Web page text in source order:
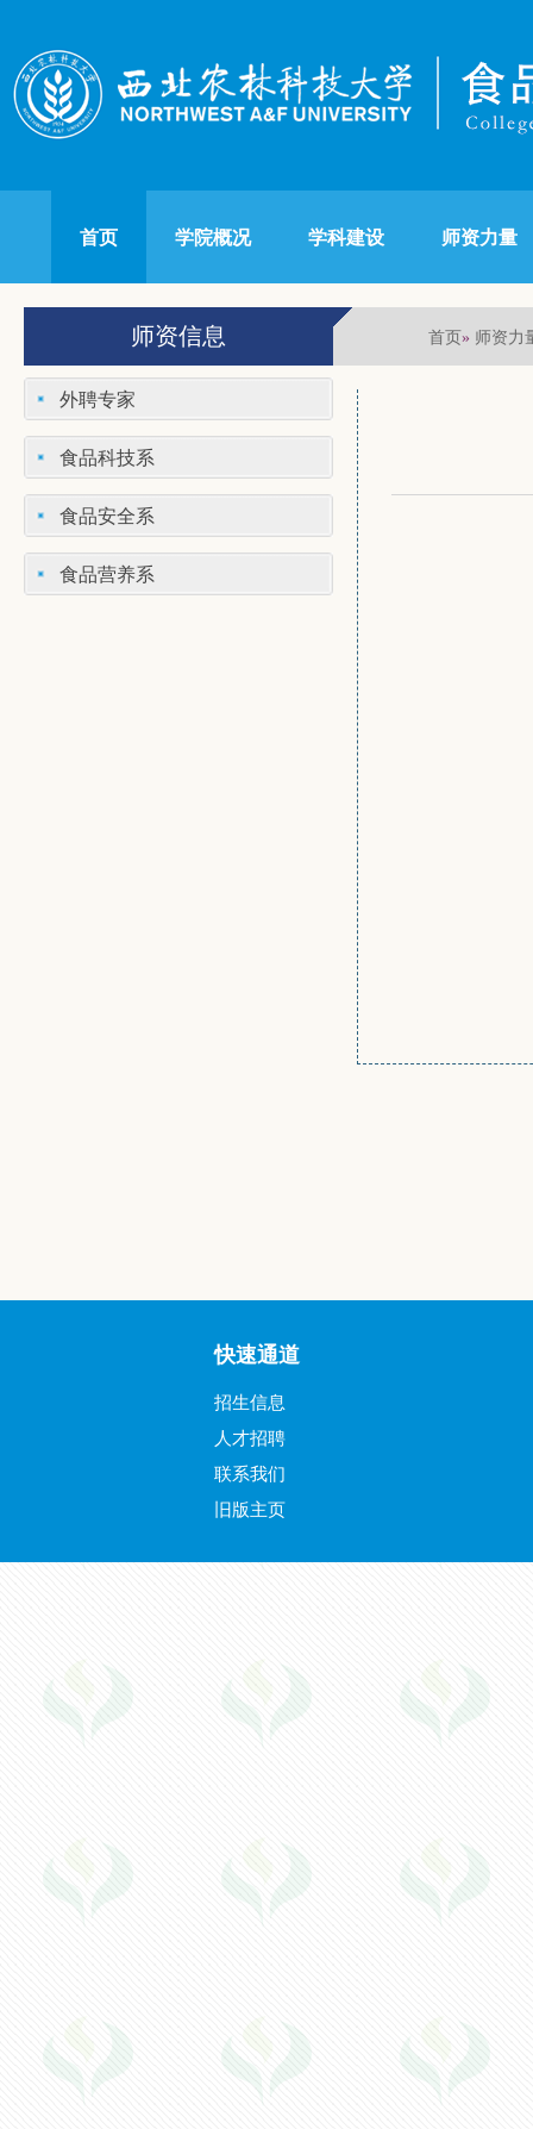
首页 学院概况 学科建设 师资力量
师资信息 首页» 师资力
外聘专家
食品科技系
食品安全系
食品营养系
快速通道
招生信息
人才招聘
联系我们
旧版主页